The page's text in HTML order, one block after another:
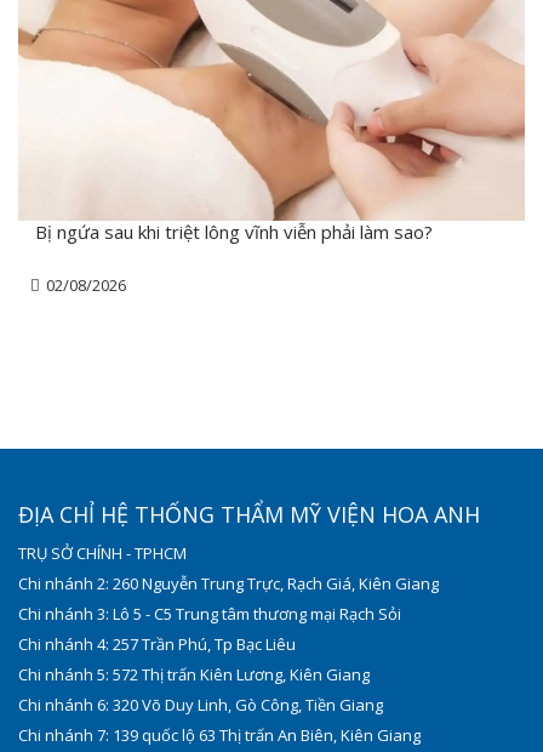
Bị ngứa sau khi triệt lông vĩnh viễn phải làm sao?
02/08/2026
ĐỊA CHỈ HỆ THỐNG THẨM MỸ VIỆN HOA ANH
TRỤ SỞ CHÍNH - TPHCM
Chi nhánh 2: 260 Nguyễn Trung Trực, Rạch Giá, Kiên Giang
Chi nhánh 3: Lô 5 - C5 Trung tâm thương mại Rạch Sỏi
Chi nhánh 4: 257 Trần Phú, Tp Bạc Liêu
Chi nhánh 5: 572 Thị trấn Kiên Lương, Kiên Giang
Chi nhánh 6: 320 Võ Duy Linh, Gò Công, Tiền Giang
Chi nhánh 7: 139 quốc lộ 63 Thị trấn An Biên, Kiên Giang